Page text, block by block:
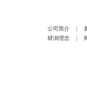
公司简介
研润理念